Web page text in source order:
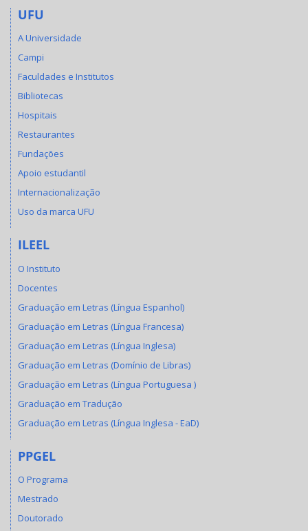
UFU
A Universidade
Campi
Faculdades e Institutos
Bibliotecas
Hospitais
Restaurantes
Fundações
Apoio estudantil
Internacionalização
Uso da marca UFU
ILEEL
O Instituto
Docentes
Graduação em Letras (Língua Espanhol)
Graduação em Letras (Língua Francesa)
Graduação em Letras (Língua Inglesa)
Graduação em Letras (Domínio de Libras)
Graduação em Letras (Língua Portuguesa )
Graduação em Tradução
Graduação em Letras (Língua Inglesa - EaD)
PPGEL
O Programa
Mestrado
Doutorado